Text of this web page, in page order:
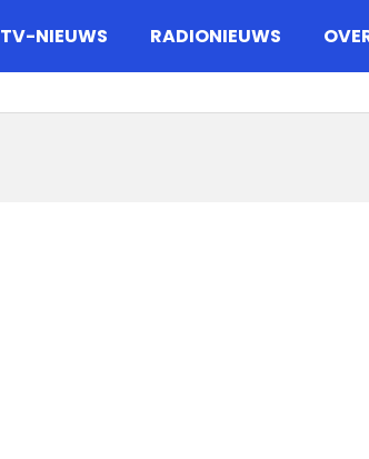
TV-NIEUWS RADIONIEUWS